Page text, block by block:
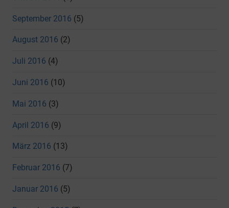
September 2016 (5)
August 2016 (2)
Juli 2016 (4)
Juni 2016 (10)
Mai 2016 (3)
April 2016 (9)
März 2016 (13)
Februar 2016 (7)
Januar 2016 (5)